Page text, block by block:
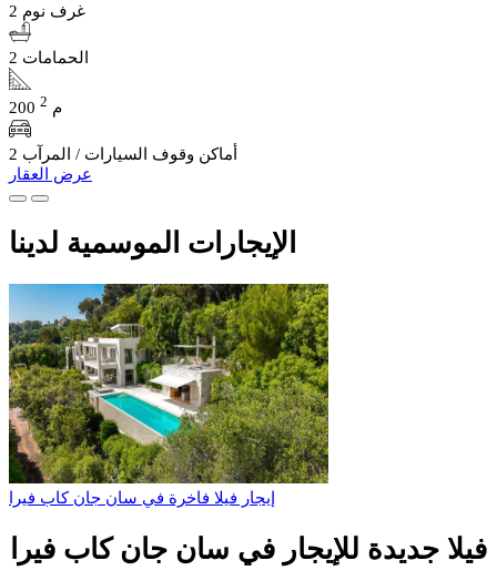
2 غرف نوم
2 الحمامات
200 م 2
2 أماكن وقوف السيارات / المرآب
عرض العقار
الإيجارات الموسمية لدينا
إيجار فيلا فاخرة في سان جان كاب فيرا
فيلا جديدة للإيجار في سان جان كاب فيرا